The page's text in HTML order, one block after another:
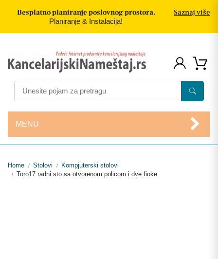
Besplatno planiranje poslovnog prostora.
Planiranje & Instalacija!
Saznaj više
MENU
Home / Stolovi / Kompjuterski stolovi
/ Toro17 radni sto sa otvorenom policom i dve fioke